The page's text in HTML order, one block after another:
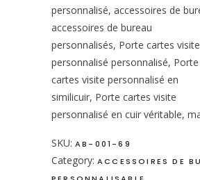
personnalisé, accessoires de
accessoires de bureau
personnalisés, Porte cartes visite
personnalisé personnalisé, Porte
cartes visite personnalisé en
similicuir, Porte cartes visite
personnalisé en cuir véritable,
SKU: AB-001-69
Category: ACCESSOIRES DE